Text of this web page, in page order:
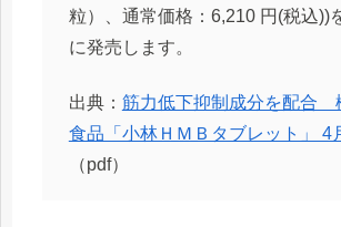
粒）、通常価格：6,210 円(税込))
に発売します。
出典： 筋力低下抑制成分を配合
食品「小林ＨＭＢタブレット」 4
（pdf）